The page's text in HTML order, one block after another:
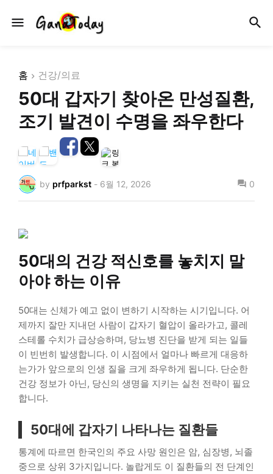
홈 건강/의료
50대 갑자기 찾아온 만성질환,
조기 발견이 수명을 좌우한다
by prfparkst - 6월 12, 2026 0
50대의 건강 적신호를 놓치지 말
아야 하는 이유
50대는 신체가 예고 없이 변하기 시작하는 시기입니다. 어
제까지 잘만 지내던 사람이 갑자기 혈압이 올라가고, 콜레
스테롤 수치가 급상승하며, 당뇨병 진단을 받게 되는 일들
이 빈번히 발생합니다. 이 시점에서 얼마나 빠르게 대응하
는가가 앞으로의 인생 질을 크게 좌우하게 됩니다. 단순한
건강 정보가 아닌, 당신의 생명을 지키는 실천 전략이 필요
합니다.
50대에 갑자기 나타나는 질환들
통계에 따르면 한국인의 주요 사망 원인은 암, 심장병, 뇌졸
중으로 상위 3가지입니다. 놀랍게도 이 질환들의 전 단계인